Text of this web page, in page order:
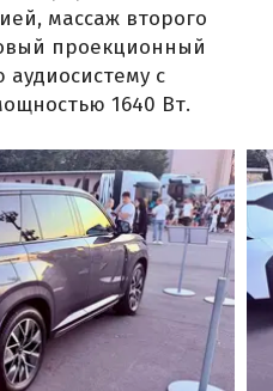
массаж второго
проекционный
с
1640 Вт.